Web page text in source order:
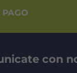
con